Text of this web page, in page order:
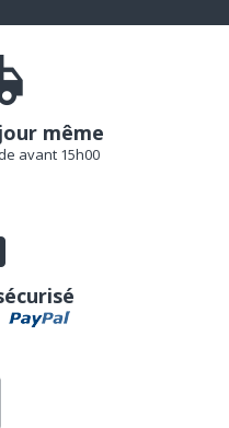
même
avant 15h00